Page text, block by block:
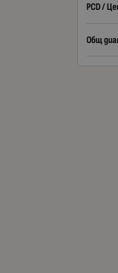
PCD /
Общ